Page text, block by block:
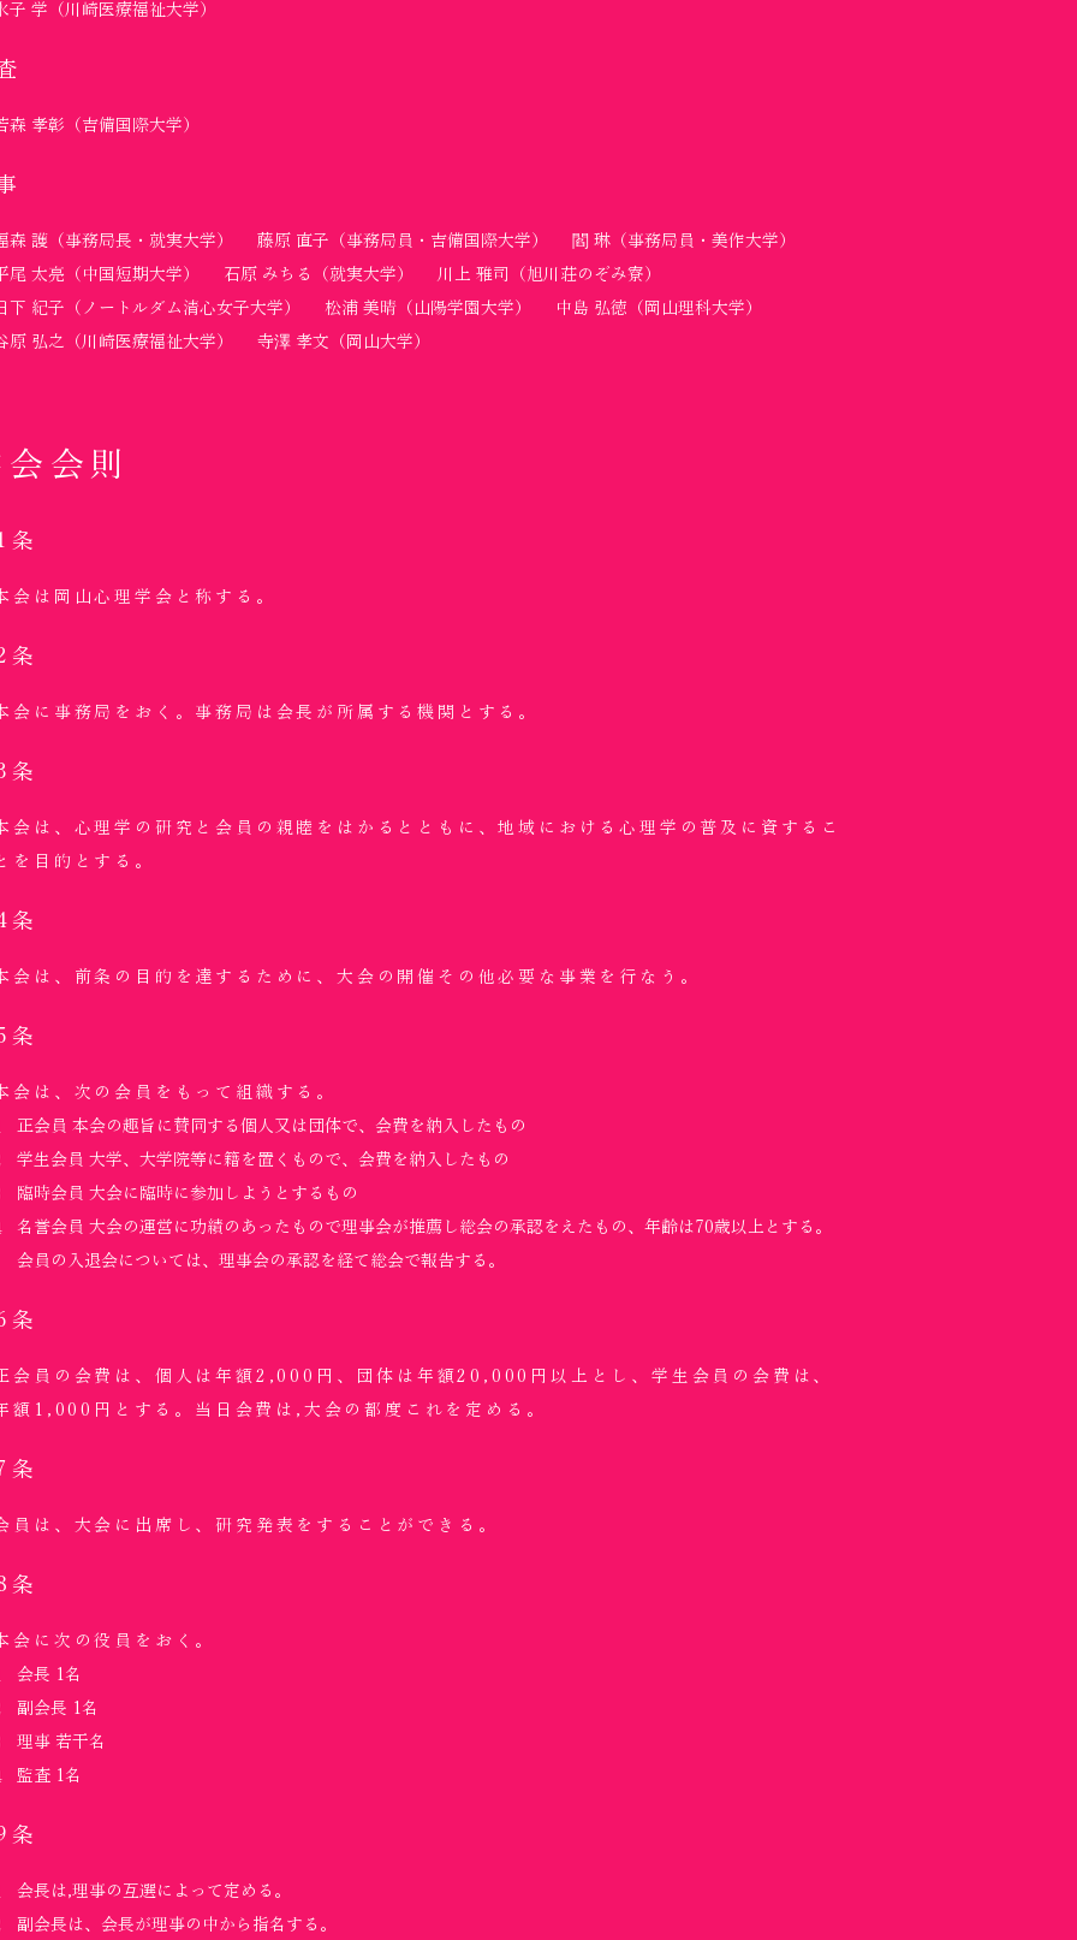
子 学（川崎医療福祉大学）
森 孝彰（吉備国際大学）
森 護（事務局長・就実大学） 藤原 直子（事務局員・吉備国際大学）
閻 琳（事務局員・美作大学）
尾 太亮（中国短期大学）
石原 みちる（就実大学）
川上 雅司（旭川荘のぞみ寮）
下 紀子（ノートルダム清心女子大学）
松浦 美晴（山陽学園大学）
中島 弘徳（岡山理科大学）
原 弘之（川崎医療福祉大学）
寺澤 孝文（岡山大学）
会則
条
会は岡山心理学会と称する。
条
会に事務局をおく。事務局は会長が所属する機関とする。
条
会は、心理学の研究と会員の親睦をはかるとともに、地域における心理学の普及に資するこ
を目的とする。
条
会は、前条の目的を達するために、大会の開催その他必要な事業を行なう。
条
会は、次の会員をもって組織する。
正会員 本会の趣旨に賛同する個人又は団体で、会費を納入したもの
学生会員 大学、大学院等に籍を置くもので、会費を納入したもの
臨時会員 大会に臨時に参加しようとするもの
名誉会員 大会の運営に功績のあったもので理事会が推薦し総会の承認をえたもの、年齢は70歳以上とする。
会員の入退会については、理事会の承認を経て総会で報告する。
条
会員の会費は、個人は年額2,000円、団体は年額20,000円以上とし、学生会員の会費は、
額1,000円とする。当日会費は,大会の都度これを定める。
条
員は、大会に出席し、研究発表をすることができる。
条
会に次の役員をおく。
会長 1名
副会長 1名
理事 若干名
監査 1名
条
会長は,理事の互選によって定める。
副会長は、会長が理事の中から指名する。